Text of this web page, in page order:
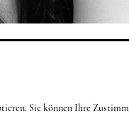
Sie können Ihre